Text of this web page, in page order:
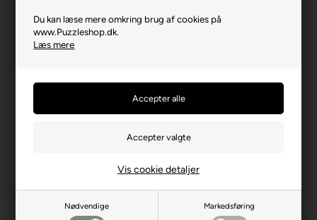
Du kan læse mere omkring brug af cookies på
www.Puzzleshop.dk.
Læs mere
Nødvendige Markedsføring
Vis cookie detaljer
Producentadresse
Ikke til børn under 3 år.